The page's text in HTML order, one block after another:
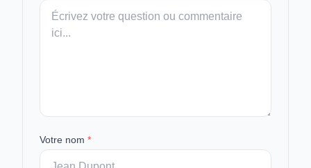
Votre
message
Votre nom *